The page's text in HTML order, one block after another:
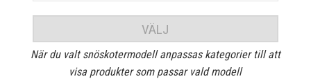
VÄLJ
När du valt snöskotermodell anpassas kategorier till att
visa produkter som passar vald modell